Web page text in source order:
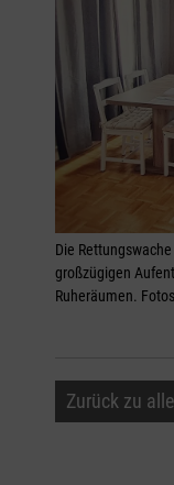
Die
großzügigen
Ruheräumen.
Zurück zu